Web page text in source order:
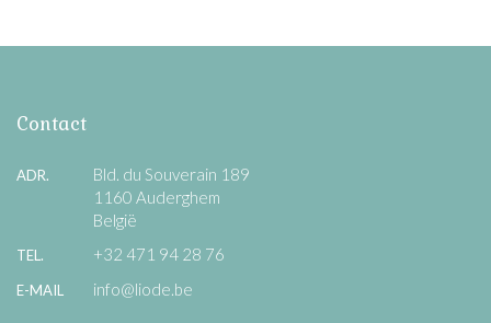
Contact
ADR.
Bld. du Souverain 189
1160 Auderghem
België
TEL. +32 471 94 28 76
E-MAIL info@liode.be